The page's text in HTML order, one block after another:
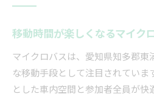
移動時間が楽しくなるマイク
マイクロバスは、愛知県知多郡東
な移動手段として注目されていま
とした車内空間と参加者全員が快